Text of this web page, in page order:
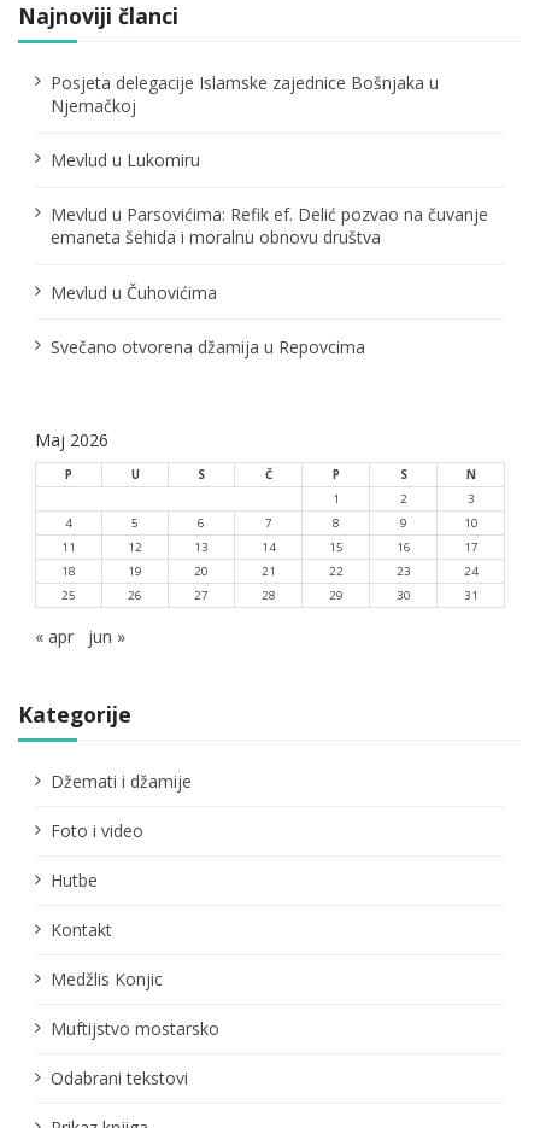
Najnoviji članci
Posjeta delegacije Islamske zajednice Bošnjaka u
Njemačkoj
Mevlud u Lukomiru
Mevlud u Parsovićima: Refik ef. Delić pozvao na čuvanje
emaneta šehida i moralnu obnovu društva
Mevlud u Čuhovićima
Svečano otvorena džamija u Repovcima
Maj 2026
P U S Č P S
N
1
2
3
4
5 6 7 8 9
10
11
12 13 14 15 16
17
18
19 20 21 22 23
24
25
26 27 28 29 30 31
« apr jun »
Kategorije
Džemati i džamije
Foto i video
Hutbe
Kontakt
Medžlis Konjic
Muftijstvo mostarsko
Odabrani tekstovi